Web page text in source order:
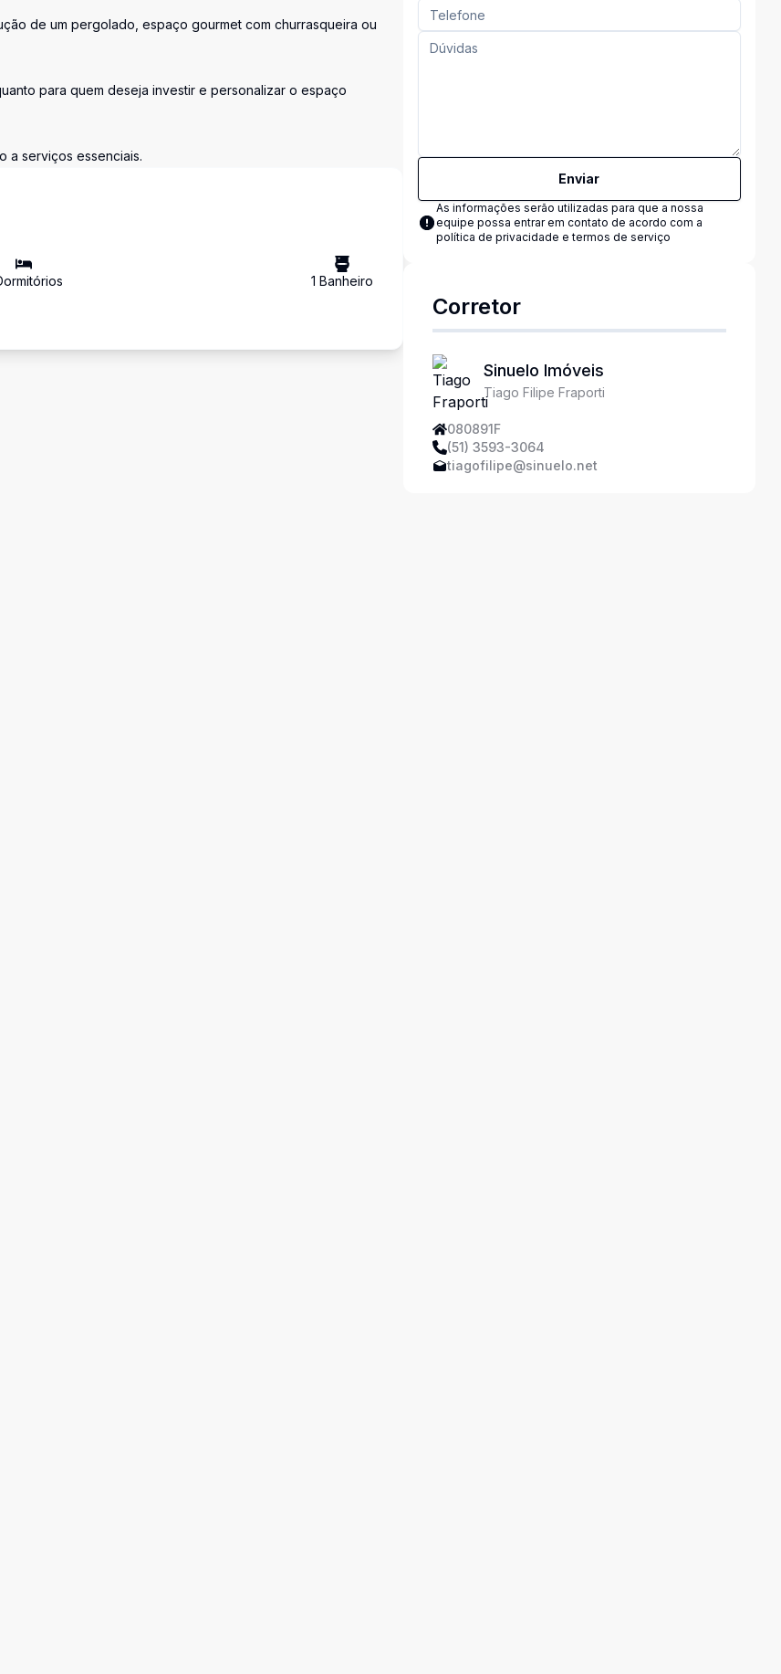
de um pergolado, espaço gourmet com churrasqueira ou
para quem deseja investir e personalizar o espaço
a serviços essenciais.
s 1 Banheiro
Enviar
As informações serão utilizadas para que a nossa
equipe possa entrar em contato de acordo com a
política de privacidade e termos de serviço
Corretor
Sinuelo Imóveis
Tiago Filipe Fraporti
080891F
(51) 3593-3064
tiagofilipe@sinuelo.net